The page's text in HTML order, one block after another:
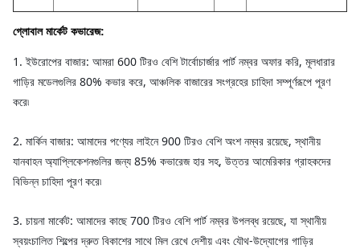
গ্লোবাল মার্কেট কভারেজ:
1. ইউরোপের বাজার: আমরা 600 টিরও বেশি টার্বোচার্জার পার্ট নম্বর অফার করি, মূলধারার
গাড়ির মডেলগুলির 80% কভার করে, আঞ্চলিক বাজারের সংগ্রহের চাহিদা সম্পূর্ণরূপে পূরণ
করে৷
2. মার্কিন বাজার: আমাদের পণ্যের লাইনে 900 টিরও বেশি অংশ নম্বর রয়েছে, স্থানীয়
যানবাহন অ্যাপ্লিকেশনগুলির জন্য 85% কভারেজ হার সহ, উত্তর আমেরিকার গ্রাহকদের
বিভিন্ন চাহিদা পূরণ করে৷
3. চায়না মার্কেট: আমাদের কাছে 700 টিরও বেশি পার্ট নম্বর উপলব্ধ রয়েছে, যা স্থানীয়
স্বয়ংচালিত শিল্পের দ্রুত বিকাশের সাথে মিল রেখে দেশীয় এবং যৌথ-উদ্যোগের গাড়ির